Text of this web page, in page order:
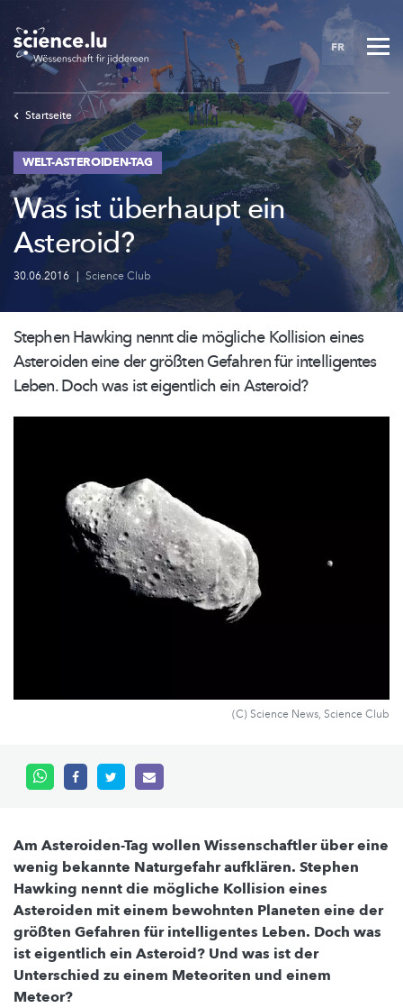
to
main
content
FR
Startseite
WELT-ASTEROIDEN-TAG
Was ist überhaupt ein
Asteroid?
30.06.2016 | Science Club
Stephen Hawking nennt die mögliche Kollision eines
Asteroiden eine der größten Gefahren für intelligentes
Leben. Doch was ist eigentlich ein Asteroid?
(C) Science News, Science Club
Am Asteroiden-Tag wollen Wissenschaftler über eine
wenig bekannte Naturgefahr aufklären. Stephen
Hawking nennt die mögliche Kollision eines
Asteroiden mit einem bewohnten Planeten eine der
größten Gefahren für intelligentes Leben. Doch was
ist eigentlich ein Asteroid? Und was ist der
Unterschied zu einem Meteoriten und einem
Meteor?